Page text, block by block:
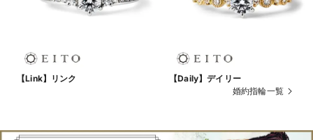
【Link】リンク
【Daily】デイリー
婚約指輪一覧